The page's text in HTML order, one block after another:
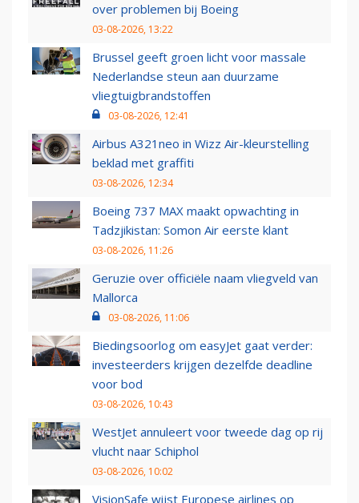
over problemen bij Boeing
03-08-2026, 13:22
Brussel geeft groen licht voor massale
Nederlandse steun aan duurzame
vliegtuigbrandstoffen
03-08-2026, 12:41
Airbus A321neo in Wizz Air-kleurstelling
beklad met graffiti
03-08-2026, 12:34
Boeing 737 MAX maakt opwachting in
Tadzjikistan: Somon Air eerste klant
03-08-2026, 11:26
Geruzie over officiële naam vliegveld van
Mallorca
03-08-2026, 11:06
Biedingsoorlog om easyJet gaat verder:
investeerders krijgen dezelfde deadline
voor bod
03-08-2026, 10:43
WestJet annuleert voor tweede dag op rij
vlucht naar Schiphol
03-08-2026, 10:02
VisionSafe wijst Europese airlines op